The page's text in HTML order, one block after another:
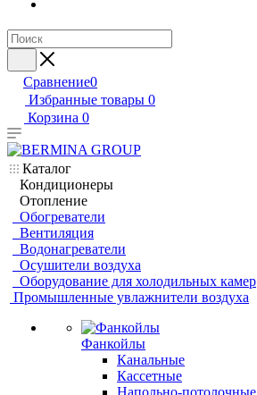
Сравнение0
Избранные товары 0
Корзина 0
Каталог
Кондиционеры
Отопление
Обогреватели
Вентиляция
Водонагреватели
Осушители воздуха
Оборудование для холодильных камер
Промышленные увлажнители воздуха
Фанкойлы
Канальные
Кассетные
Напольно-потолочные